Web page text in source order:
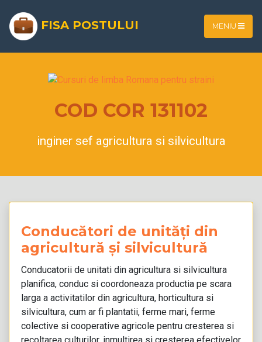
FISA POSTULUI MENIU
COD COR 131102
inginer sef agricultura si silvicultura
Conducători de unități din
agricultură și silvicultură
Conducatorii de unitati din agricultura si silvicultura
planifica, conduc si coordoneaza productia pe scara
larga a activitatilor din agricultura, horticultura si
silvicultura, cum ar fi plantatii, ferme mari, ferme
colective si cooperative agricole pentru cresterea si